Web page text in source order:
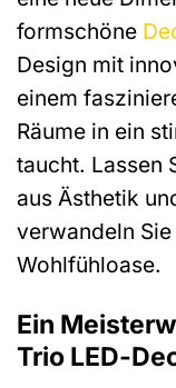
formschöne
Design mit
einem
Räume in ein
taucht. Lassen
aus Ästhetik
verwandeln
Wohlfühloase.
Ein
Trio LED-